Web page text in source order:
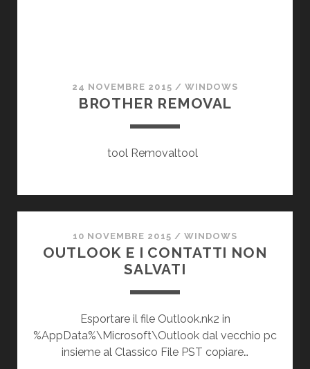
24 NOVEMBRE 2015 / WINDOWS
BROTHER REMOVAL
tool Removaltool
10 NOVEMBRE 2015 / WINDOWS
OUTLOOK E I CONTATTI NON
SALVATI
Esportare il file Outlook.nk2 in
%AppData%\Microsoft\Outlook dal vecchio pc
insieme al Classico File PST copiare…